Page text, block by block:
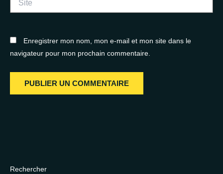
Enregistrer mon nom, mon e-mail et mon site dans le
navigateur pour mon prochain commentaire.
Rechercher